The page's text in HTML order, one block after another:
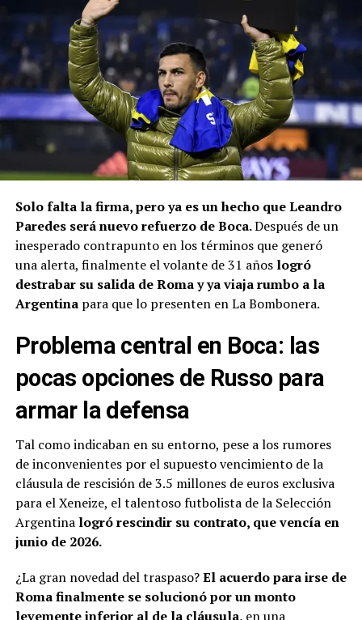
Solo falta la firma, pero ya es un hecho que Leandro
Paredes será nuevo refuerzo de Boca.Después de un
inesperado contrapunto en los términos que generó
una alerta, finalmente el volante de 31 años logró
destrabar su salida de Roma y ya viaja rumbo a la
Argentinapara que lo presenten en La Bombonera.
Problema central en Boca: las
pocas opciones de Russo para
armar la defensa
Tal como indicaban en su entorno, pese a los rumores
de inconvenientes por el supuesto vencimiento de la
cláusula de rescisión de 3.5 millones de euros exclusiva
para el Xeneize, el talentoso futbolista de la Selección
Argentinalogró rescindir su contrato, que vencía en
junio de 2026.
¿La gran novedad del traspaso?El acuerdo para irse de
Roma finalmente se solucionó por un monto
levemente inferior al de la cláusula, en una